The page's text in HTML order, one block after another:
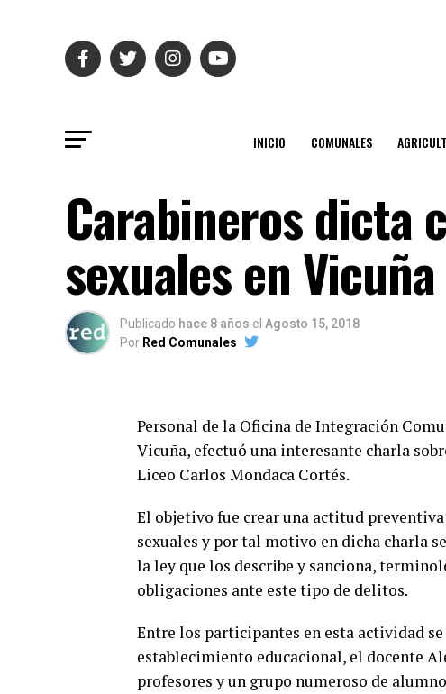
INICIO COMUNALES
Carabineros dicta
sexuales en Vicuña
Publicado hace 8 años el Agosto 15, 2018
Por Red Comunales
Personal de la Oficina de Integración
Vicuña, efectuó una interesante charla
Liceo Carlos Mondaca Cortés.
El objetivo fue crear una actitud
sexuales y por tal motivo en dicha charla
la ley que los describe y sanciona,
obligaciones ante este tipo de delitos.
Entre los participantes en esta actividad
establecimiento educacional, el docente
profesores y un grupo numeroso de